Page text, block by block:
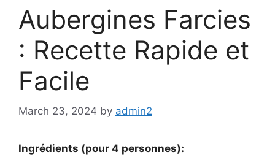
Aubergines Farcies
: Recette Rapide et
Facile
March 23, 2024 by admin2
Ingrédients (pour 4 personnes):